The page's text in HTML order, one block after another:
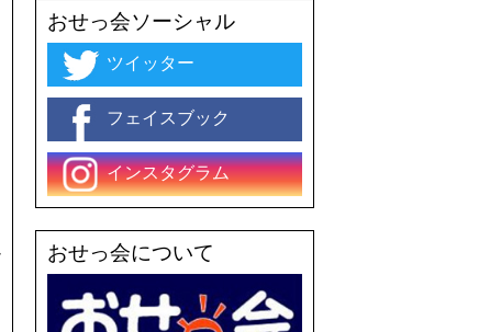
おせっ会ソーシャル
ツイッター
フェイスブック
インスタグラム
おせっ会について